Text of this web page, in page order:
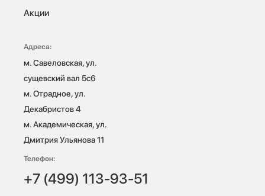
Акции
Адреса:
м. Савеловская, ул.
сущевский вал 5с6
м. Отрадное, ул.
Декабристов 4
м. Академическая, ул.
Дмитрия Ульянова 11
Телефон:
+7 (499) 113-93-51